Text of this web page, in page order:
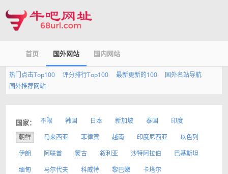
首页 国外网站 国内网站
热门点击Top100 评分排行Top100 最新更新的100
国外名站导航
国外推荐网站
国家： 不限 韩国 日本 新加坡 泰国
印度
朝鲜
马来西亚 菲律宾 越南 印度尼西亚
以色列
伊朗
阿联酋 蒙古 叙利亚 沙特阿拉伯
巴基斯坦
缅甸
马尔代夫 科威特 黎巴嫩 卡塔尔